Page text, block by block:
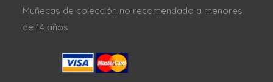
Muñecas de colección no recomendado a menores
de 14 años